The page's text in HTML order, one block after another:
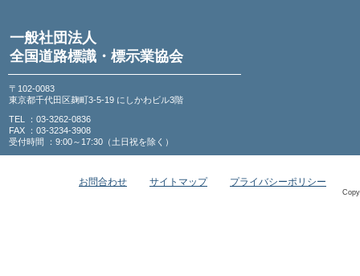
一般社団法人
全国道路標識・標示業協会
〒102-0083
東京都千代田区麹町3-5-19 にしかわビル3階
TEL ：03-3262-0836
FAX ：03-3234-3908
受付時間 ：9:00～17:30（土日祝を除く）
お問合わせ サイトマップ プライバシーポリシー